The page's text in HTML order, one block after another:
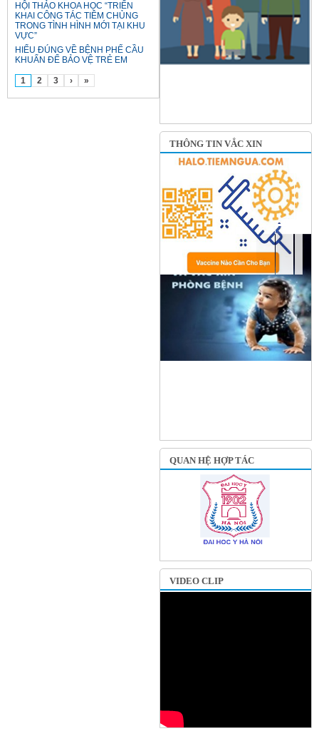
HỘI THẢO KHOA HỌC “TRIỂN
KHAI CÔNG TÁC TIÊM CHỦNG
TRONG TÌNH HÌNH MỚI TẠI KHU
VỰC”
HIỂU ĐÚNG VỀ BỆNH PHẾ CẦU
KHUẨN ĐỂ BẢO VỆ TRẺ EM
1 2 3 › »
THÔNG TIN VẮC XIN
QUAN HỆ HỢP TÁC
VIDEO CLIP